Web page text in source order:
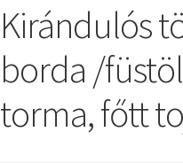
Kirándulós
borda /
torma, főtt